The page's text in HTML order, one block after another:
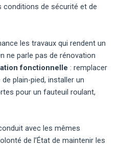
conditions de sécurité et de
les travaux qui rendent un
ne parle pas de rénovation
fonctionnelle : remplacer
plain-pied, installer un
pour un fauteuil roulant,
avec les mêmes
de l’État de maintenir les